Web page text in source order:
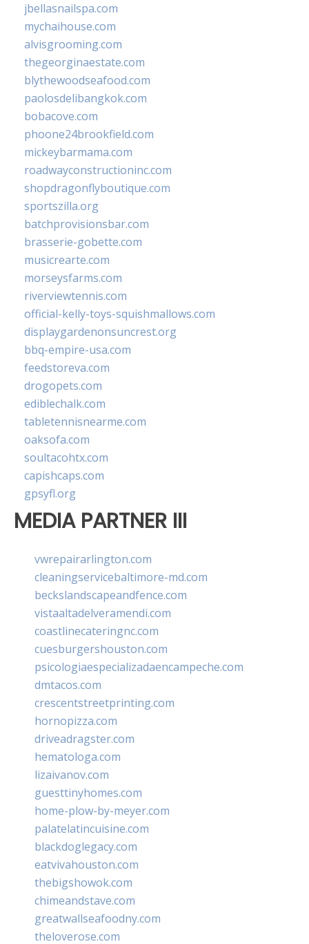
jbellasnailspa.com
mychaihouse.com
alvisgrooming.com
thegeorginaestate.com
blythewoodseafood.com
paolosdelibangkok.com
bobacove.com
phoone24brookfield.com
mickeybarmama.com
roadwayconstructioninc.com
shopdragonflyboutique.com
sportszilla.org
batchprovisionsbar.com
brasserie-gobette.com
musicrearte.com
morseysfarms.com
riverviewtennis.com
official-kelly-toys-squishmallows.com
displaygardenonsuncrest.org
bbq-empire-usa.com
feedstoreva.com
drogopets.com
ediblechalk.com
tabletennisnearme.com
oaksofa.com
soultacohtx.com
capishcaps.com
gpsyfl.org
MEDIA PARTNER III
vwrepairarlington.com
cleaningservicebaltimore-md.com
beckslandscapeandfence.com
vistaaltadelveramendi.com
coastlinecateringnc.com
cuesburgershouston.com
psicologiaespecializadaencampeche.com
dmtacos.com
crescentstreetprinting.com
hornopizza.com
driveadragster.com
hematologa.com
lizaivanov.com
guesttinyhomes.com
home-plow-by-meyer.com
palatelatincuisine.com
blackdoglegacy.com
eatvivahouston.com
thebigshowok.com
chimeandstave.com
greatwallseafoodny.com
theloverose.com